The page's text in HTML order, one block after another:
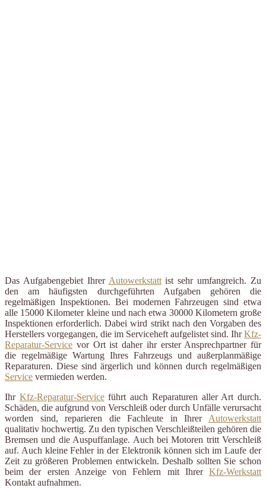
Das Aufgabengebiet Ihrer Autowerkstattist sehr umfangreich. Zu
den am häufigsten durchgeführten Aufgaben gehören die
regelmäßigen Inspektionen. Bei modernen Fahrzeugen sind etwa
alle 15000 Kilometer kleine und nach etwa 30000 Kilometern große
Inspektionen erforderlich. Dabei wird strikt nach den Vorgaben des
Herstellers vorgegangen, die im Serviceheft aufgelistet sind. IhrKfz-
Reparatur-Service vor Ort ist daher ihr erster Ansprechpartner für
die regelmäßige Wartung Ihres Fahrzeugs und außerplanmäßige
Reparaturen. Diese sind ärgerlich und können durch regelmäßigen
Service vermieden werden.
Ihr Kfz-Reparatur-Serviceführt auch Reparaturen aller Art durch.
Schäden, die aufgrund von Verschleiß oder durch Unfälle verursacht
worden sind, reparieren die Fachleute in Ihrer Autowerkstatt
qualitativ hochwertig. Zu den typischen Verschleißteilen gehören die
Bremsen und die Auspuffanlage. Auch bei Motoren tritt Verschleiß
auf. Auch kleine Fehler in der Elektronik können sich im Laufe der
Zeit zu größeren Problemen entwickeln. Deshalb sollten Sie schon
beim der ersten Anzeige von Fehlern mit Ihrer Kfz-Werkstatt
Kontakt aufnahmen.